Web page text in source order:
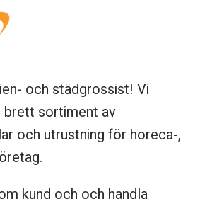
och städgrossist! Vi
sortiment av
och utrustning för horeca-,
kund och och handla